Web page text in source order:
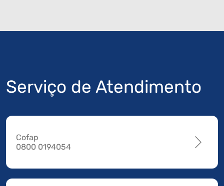
Serviço de Atendimento
Cofap
0800 0194054